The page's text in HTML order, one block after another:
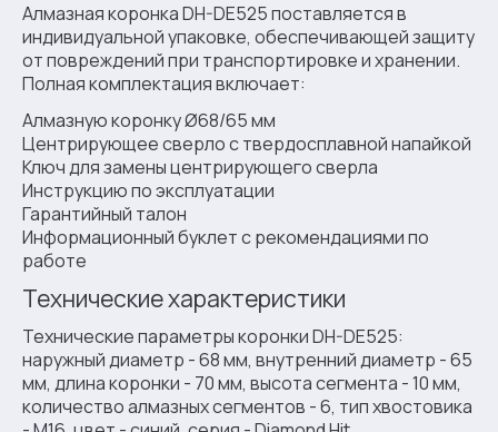
Алмазная коронка DH-DE525 поставляется в
индивидуальной упаковке, обеспечивающей защиту
от повреждений при транспортировке и хранении.
Полная комплектация включает:
Алмазную коронку Ø68/65 мм
Центрирующее сверло с твердосплавной напайкой
Ключ для замены центрирующего сверла
Инструкцию по эксплуатации
Гарантийный талон
Информационный буклет с рекомендациями по
работе
Технические характеристики
Технические параметры коронки DH-DE525:
наружный диаметр - 68 мм, внутренний диаметр - 65
мм, длина коронки - 70 мм, высота сегмента - 10 мм,
количество алмазных сегментов - 6, тип хвостовика